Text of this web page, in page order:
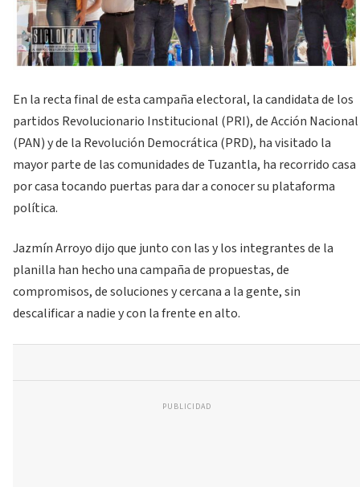
En la recta final de esta campaña electoral, la candidata de los
partidos Revolucionario Institucional (PRI), de Acción Nacional
(PAN) y de la Revolución Democrática (PRD), ha visitado la
mayor parte de las comunidades de Tuzantla, ha recorrido casa
por casa tocando puertas para dar a conocer su plataforma
política.
Jazmín Arroyo dijo que junto con las y los integrantes de la
planilla han hecho una campaña de propuestas, de
compromisos, de soluciones y cercana a la gente, sin
descalificar a nadie y con la frente en alto.
PUBLICIDAD